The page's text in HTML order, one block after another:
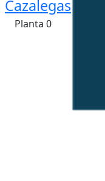
Cazalegas
Planta 0